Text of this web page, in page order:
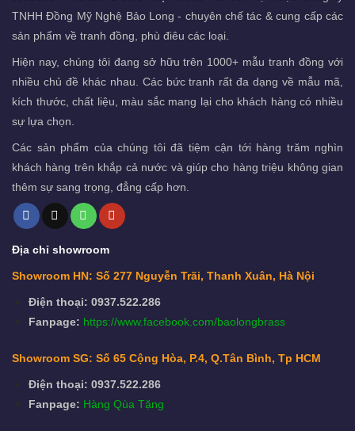
TNHH Đồng Mỹ Nghệ Bảo Long - chuyên chế tác & cung cấp các
sản phẩm về tranh đồng, phù điêu các loại.
Hiện nay, chúng tôi đang sở hữu trên 1000+ mẫu tranh đồng với
nhiều chủ đề khác nhau. Các bức tranh rất đa dạng về mẫu mã,
kích thước, chất liệu, màu sắc mang lại cho khách hàng có nhiều
sự lựa chọn.
Các sản phẩm của chúng tôi đã tiệm cận tới hàng trăm nghìn
khách hàng trên khắp cả nước và giúp cho hàng triệu không gian
thêm sự sang trọng, đẳng cấp hơn.
Địa chỉ showroom
Showroom HN: Số 277 Nguyễn Trãi, Thanh Xuân, Hà Nội
Điện thoại: 0937.522.286
Fanpage: https://www.facebook.com/baolongbrass
Showroom SG: Số 65 Cộng Hòa, P.4, Q.Tân Bình, Tp HCM
Điện thoại: 0937.522.286
Fanpage: Hàng Qùa Tặng